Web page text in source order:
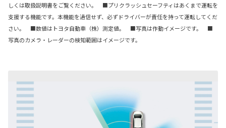
しくは取扱説明書をご覧ください。 ■プリクラッシュセーフティはあくまで運転を
支援する機能です。本機能を過信せず、必ずドライバーが責任を持って運転してくだ
さい。 ■数値はトヨタ自動車（株）測定値。 ■写真は作動イメージです。 ■
写真のカメラ・レーダーの検知範囲はイメージです。